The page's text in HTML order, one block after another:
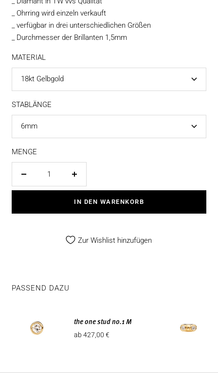
_ Ohrring wird einzeln verkauft
_ verfügbar in drei unterschiedlichen Größen
_ Durchmesser der Brillanten 1,5mm
MATERIAL
18kt Gelbgold
STABLÄNGE
6mm
MENGE
verringern
Menge
erhöhen
IN DEN WARENKORB
Zur Wishlist hinzufügen
PASSEND DAZU
the one stud no.1 M
Angebotspreis
ab 427,00 €